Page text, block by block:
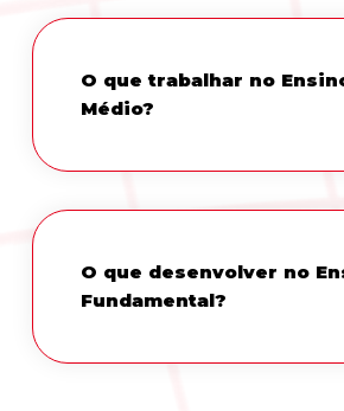
O que trabalhar no
Médio?
O que desenvolver no
Fundamental?